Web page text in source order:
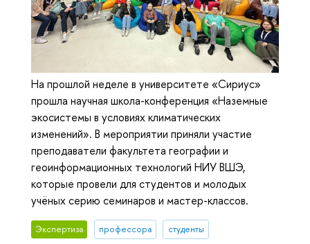
На прошлой неделе в университете «Сириус»
прошла научная школа-конференция «Наземные
экосистемы в условиях климатических
изменений». В мероприятии приняли участие
преподаватели факультета географии и
геоинформационных технологий НИУ ВШЭ,
которые провели для студентов и молодых
учёных серию семинаров и мастер-классов.
Экспертиза профессора студенты